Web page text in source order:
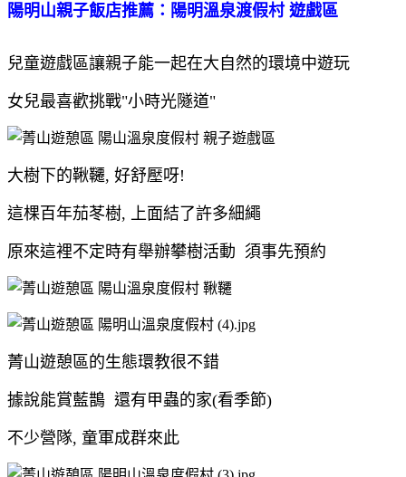
陽明山親子飯店推薦：陽明溫泉渡假村 遊戲區
兒童遊戲區讓親子能一起在大自然的環境中遊玩
女兒最喜歡挑戰"小時光隧道"
大樹下的鞦韆, 好舒壓呀!
這棵百年茄苳樹, 上面結了許多細繩
原來這裡不定時有舉辦攀樹活動 須事先預約
菁山遊憩區的生態環教很不錯
據說能賞藍鵲 還有甲蟲的家(看季節)
不少營隊, 童軍成群來此